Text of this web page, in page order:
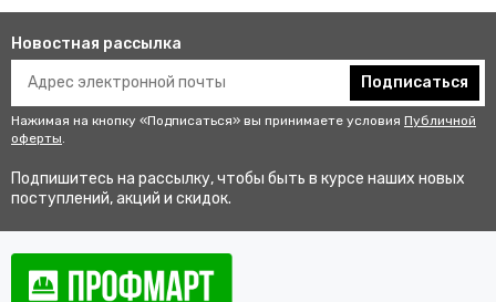
Новостная рассылка
Подписаться
Нажимая на кнопку «Подписаться» вы принимаете условия Публичной
оферты.
Подпишитесь на рассылку, чтобы быть в курсе наших новых
поступлений, акций и скидок.